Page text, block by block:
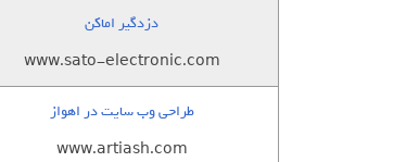
دزدگیر اماکن
www.sato-electronic.com
طراحی وب سایت در اهواز
www.artiash.com